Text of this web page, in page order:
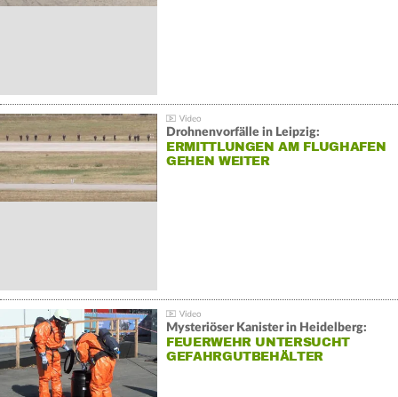
Drohnenvorfälle in Leipzig:
ERMITTLUNGEN AM FLUGHAFEN
GEHEN WEITER
Mysteriöser Kanister in Heidelberg:
FEUERWEHR UNTERSUCHT
GEFAHRGUTBEHÄLTER